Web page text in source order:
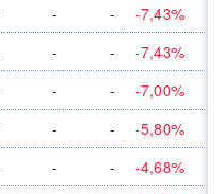
- -
-7,43%
- -
-7,43%
- - -7,00%
- -
-5,80%
- -
-4,68%